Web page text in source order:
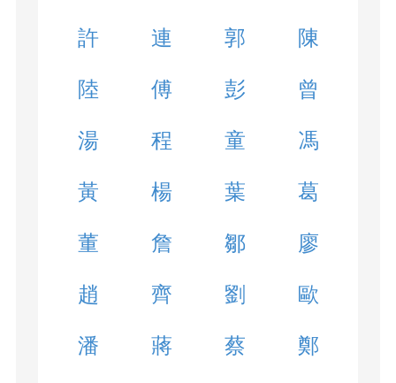
許 連 郭 陳
陸 傅 彭 曾
湯 程 童 馮
黃 楊 葉 葛
董 詹 鄒 廖
趙 齊 劉 歐
潘 蔣 蔡 鄭